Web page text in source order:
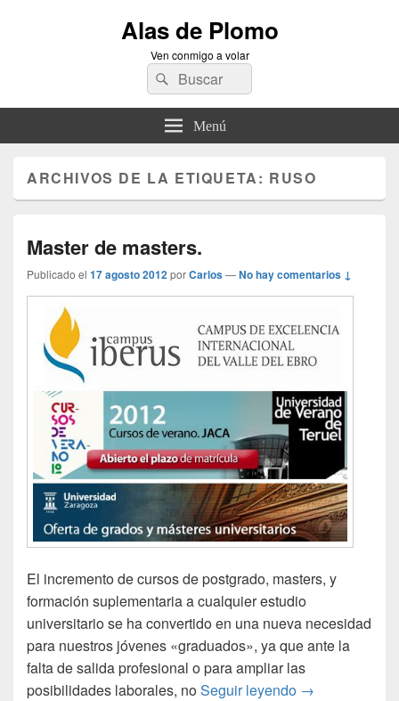
Alas de Plomo
Ven conmigo a volar
Buscar
por:
Buscar
Menú
ARCHIVOS DE LA ETIQUETA: RUSO
Master de masters.
Publicado el 17 agosto 2012porCarlos—No hay comentarios ↓
El incremento de cursos de postgrado, masters, y
formación suplementaria a cualquier estudio
universitario se ha convertido en una nueva necesidad
para nuestros jóvenes «graduados», ya que ante la
falta de salida profesional o para ampliar las
posibilidades laborales, noSeguir leyendo Master de
→